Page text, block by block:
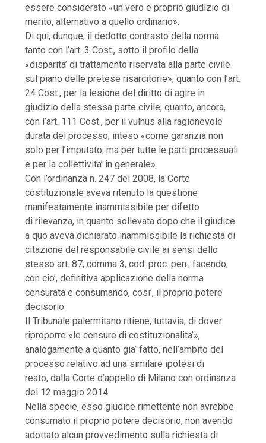
essere considerato «un vero e proprio giudizio di
merito, alternativo a quello ordinario».
Di qui, dunque, il dedotto contrasto della norma
tanto con l’art. 3 Cost., sotto il profilo della
«disparita’ di trattamento riservata alla parte civile
sul piano delle pretese risarcitorie»; quanto con l’art.
24 Cost., per la lesione del diritto di agire in
giudizio della stessa parte civile; quanto, ancora,
con l’art. 111 Cost., per il vulnus alla ragionevole
durata del processo, inteso «come garanzia non
solo per l’imputato, ma per tutte le parti processuali
e per la collettivita’ in generale».
Con l’ordinanza n. 247 del 2008, la Corte
costituzionale aveva ritenuto la questione
manifestamente inammissibile per difetto
di rilevanza, in quanto sollevata dopo che il giudice
a quo aveva dichiarato inammissibile la richiesta di
citazione del responsabile civile ai sensi dello
stesso art. 87, comma 3, cod. proc. pen., facendo,
con cio’, definitiva applicazione della norma
censurata e consumando, cosi’, il proprio potere
decisorio.
Il Tribunale palermitano ritiene, tuttavia, di dover
riproporre «le censure di costituzionalita’»,
analogamente a quanto gia’ fatto, nell’ambito del
processo relativo ad una similare ipotesi di
reato, dalla Corte d’appello di Milano con ordinanza
del 12 maggio 2014.
Nella specie, esso giudice rimettente non avrebbe
consumato il proprio potere decisorio, non avendo
adottato alcun provvedimento sulla richiesta di